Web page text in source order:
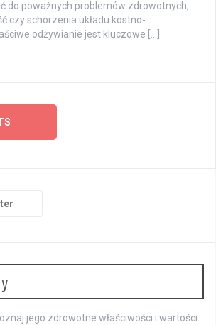
do poważnych problemów zdrowotnych,
czy schorzenia układu kostno-
odżywianie jest kluczowe […]
jego zdrowotne właściwości i wartości